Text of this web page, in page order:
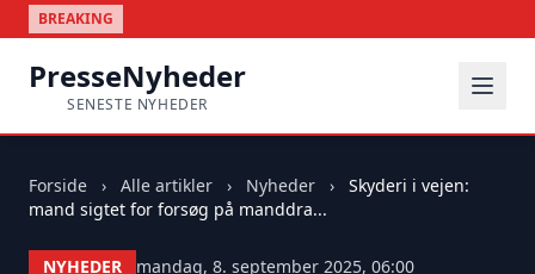
BREAKING
PresseNyheder
SENESTE NYHEDER
Forside › Alle artikler › Nyheder ›
Skyderi i vejen:
mand sigtet for forsøg på manddra...
NYHEDER mandag, 8. september 2025, 06:00